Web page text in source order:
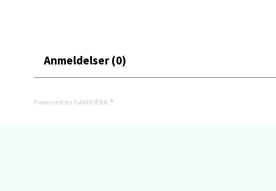
Anmeldelser (0)
Powered by GAMIFIERA.®